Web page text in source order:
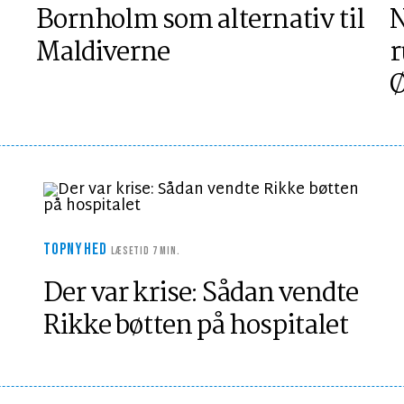
Bornholm som alternativ til
Maldiverne
TOPNYHEDLÆSETID 7 MIN.
Der var krise: Sådan vendte
Rikke bøtten på hospitalet